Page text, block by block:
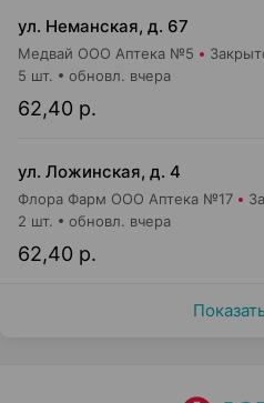
ул. Неманская, д. 67
Медвай ООО Аптека №5
62,40 р.
5 шт. обновл. вчера
ул. Ложинская, д. 4
Флора Фарм ООО Аптека №17
62,40 р.
2 шт. обновл. вчера